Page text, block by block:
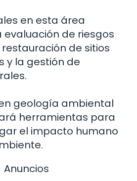
en esta área
de riesgos
de sitios
y la gestión de
geología ambiental
herramientas para
el impacto humano
Anuncios